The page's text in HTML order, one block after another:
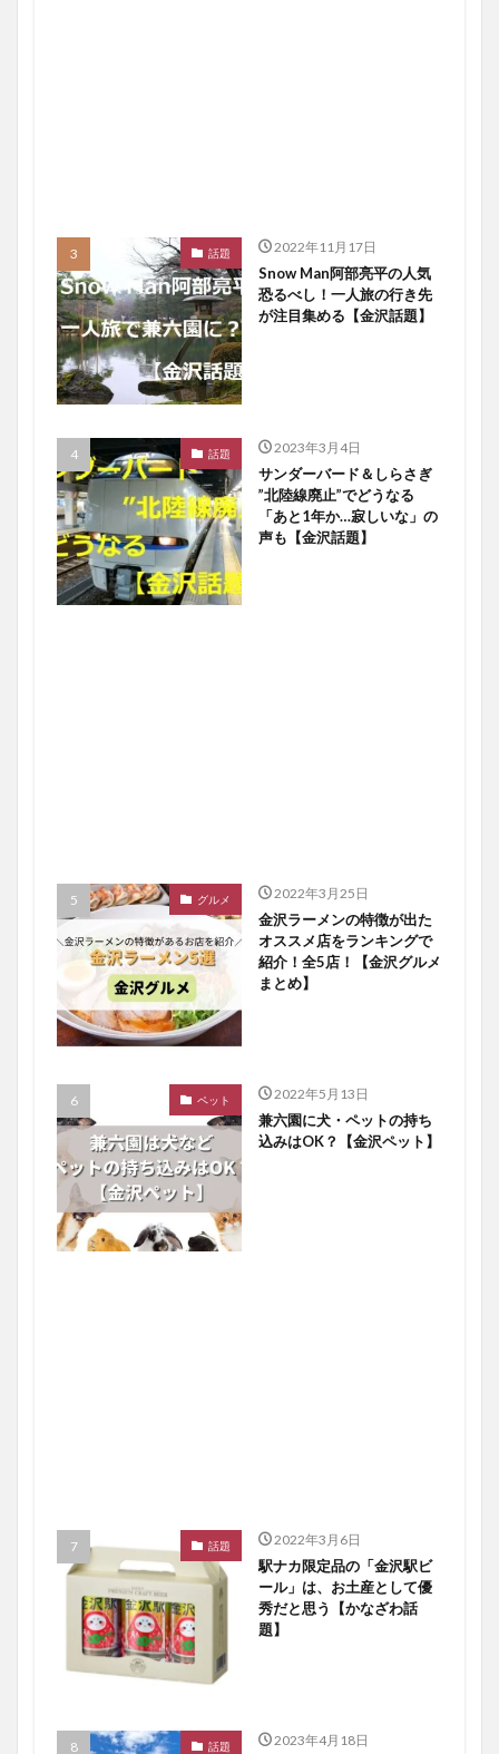
話題 2022年11月17日
Snow Man阿部亮平の人気
恐るべし！一人旅の行き先
が注目集める【金沢話題】
話題 2023年3月4日
サンダーバード＆しらさぎ
”北陸線廃止”でどうなる
「あと1年か…寂しいな」の
声も【金沢話題】
グルメ 2022年3月25日
金沢ラーメンの特徴が出た
オススメ店をランキングで
紹介！全5店！【金沢グルメ
まとめ】
ペット 2022年5月13日
兼六園に犬・ペットの持ち
込みはOK？【金沢ペット】
話題 2022年3月6日
駅ナカ限定品の「金沢駅ビ
ール」は、お土産として優
秀だと思う【かなざわ話
題】
話題 2023年4月18日